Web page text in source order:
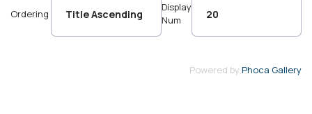
Ordering
Display
Num
Powered by Phoca Gallery